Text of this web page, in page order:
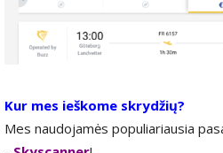
Kur mes ieškome skrydžių?
Mes naudojamės populiariausia